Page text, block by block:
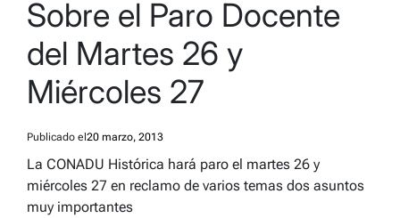
read
time
Sobre el Paro Docente
del Martes 26 y
Miércoles 27
Publicado el 20 marzo, 2013
La CONADU Histórica hará paro el martes 26 y
miércoles 27 en reclamo de varios temas dos asuntos
muy importantes